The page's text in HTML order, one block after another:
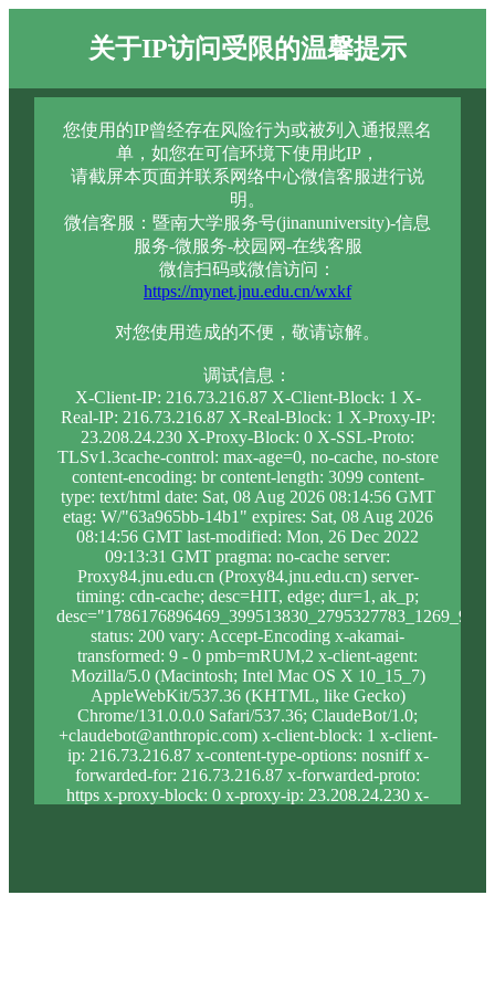
关于IP访问受限的温馨提示
您使用的IP曾经存在风险行为或被列入通报黑名
单，如您在可信环境下使用此IP，
请截屏本页面并联系网络中心微信客服进行说
明。
微信客服：暨南大学服务号(jinanuniversity)-信息
服务-微服务-校园网-在线客服
微信扫码或微信访问：
https://mynet.jnu.edu.cn/wxkf
对您使用造成的不便，敬请谅解。
调试信息：
X-Client-IP: 216.73.216.87 X-Client-Block: 1 X-
Real-IP: 216.73.216.87 X-Real-Block: 1 X-Proxy-IP:
23.208.24.230 X-Proxy-Block: 0 X-SSL-Proto:
TLSv1.3cache-control: max-age=0, no-cache, no-store
content-encoding: br content-length: 3099 content-
type: text/html date: Sat, 08 Aug 2026 08:14:56 GMT
etag: W/"63a965bb-14b1" expires: Sat, 08 Aug 2026
08:14:56 GMT last-modified: Mon, 26 Dec 2022
09:13:31 GMT pragma: no-cache server:
Proxy84.jnu.edu.cn (Proxy84.jnu.edu.cn) server-
timing: cdn-cache; desc=HIT, edge; dur=1, ak_p;
status: 200 vary: Accept-Encoding x-akamai-
transformed: 9 - 0 pmb=mRUM,2 x-client-agent:
Mozilla/5.0 (Macintosh; Intel Mac OS X 10_15_7)
AppleWebKit/537.36 (KHTML, like Gecko)
Chrome/131.0.0.0 Safari/537.36; ClaudeBot/1.0;
+claudebot@anthropic.com) x-client-block: 1 x-client-
ip: 216.73.216.87 x-content-type-options: nosniff x-
forwarded-for: 216.73.216.87 x-forwarded-proto:
https x-proxy-block: 0 x-proxy-ip: 23.208.24.230 x-